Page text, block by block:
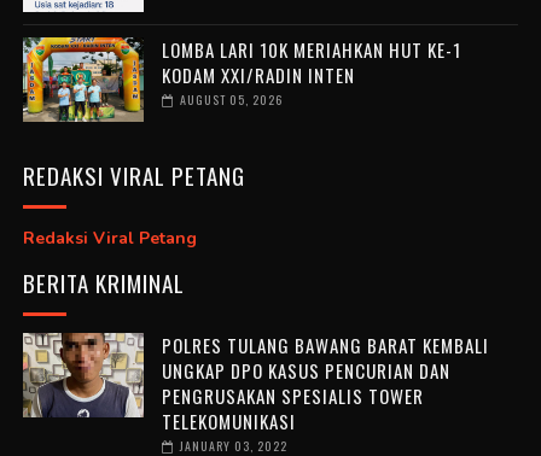
LOMBA LARI 10K MERIAHKAN HUT KE-1
KODAM XXI/RADIN INTEN
AUGUST 05, 2026
REDAKSI VIRAL PETANG
Redaksi Viral Petang
BERITA KRIMINAL
POLRES TULANG BAWANG BARAT KEMBALI
UNGKAP DPO KASUS PENCURIAN DAN
PENGRUSAKAN SPESIALIS TOWER
TELEKOMUNIKASI
JANUARY 03, 2022